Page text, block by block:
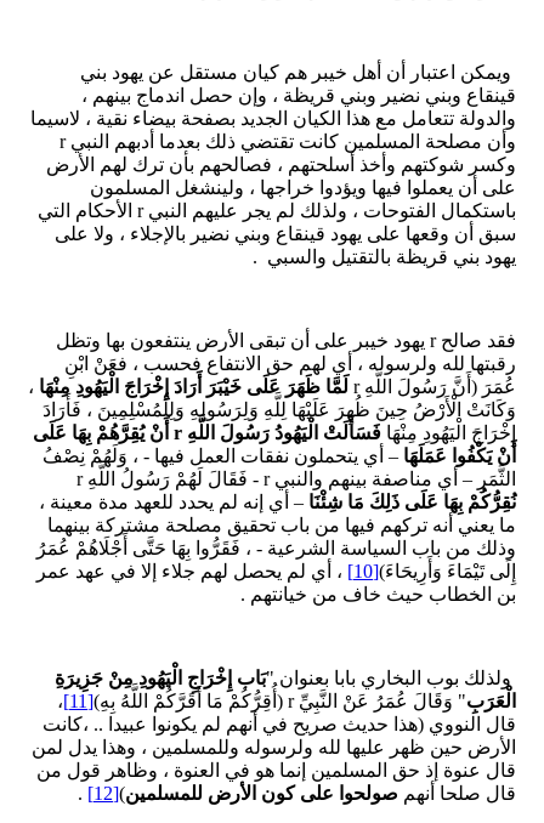
ويمكن اعتبار أن أهل خيبر هم كيان مستقل عن يهود بني
قينقاع وبني نضير وبني قريظة ، وإن حصل اندماج بينهم ،
والدولة تتعامل مع هذا الكيان الجديد بصفحة بيضاء نقية ، لاسيما
وأن مصلحة المسلمين كانت تقتضي ذلك بعدما أدبهم النبي r
وكسر شوكتهم وأخذ أسلحتهم ، فصالحهم بأن ترك لهم الأرض
على أن يعملوا فيها ويؤدوا خراجها ، ولينشغل المسلمون
باستكمال الفتوحات ، ولذلك لم يجر عليهم النبي r الأحكام التي
سبق أن وقعها على يهود قينقاع وبني نضير بالإجلاء ، ولا على
يهود بني قريظة بالتقتيل والسبي .
فقد صالح r يهود خيبر على أن تبقى الأرض ينتفعون بها وتظل
رقبتها لله ولرسوله ، أي لهم حق الانتفاع فحسب ، فعَنْ ابْنِ
عُمَرَ (أَنَّ رَسُولَ اللَّهِ r لَمَّا ظَهَرَ عَلَى خَيْبَرَ أَرَادَ إِخْرَاجَ الْيَهُودِ مِنْهَا ،
وَكَانَتْ الْأَرْضُ حِينَ ظُهِرَ عَلَيْهَا لِلَّهِ وَلِرَسُولِهِ وَلِلْمُسْلِمِينَ ، فَأَرَادَ
إِخْرَاجَ الْيَهُودِ مِنْهَا فَسَأَلَتْ الْيَهُودُ رَسُولَ اللَّهِ r أَنْ يُقِرَّهُمْ بِهَا عَلَى
أَنْ يَكْفُوا عَمَلَهَا – أي يتحملون نفقات العمل فيها - ، وَلَهُمْ نِصْفُ
الثَّمَرِ – أي مناصفة بينهم والنبي r - فَقَالَ لَهُمْ رَسُولُ اللَّهِ r
نُقِرُّكُمْ بِهَا عَلَى ذَلِكَ مَا شِئْنَا – أي إنه لم يحدد للعهد مدة معينة ،
ما يعني أنه تركهم فيها من باب تحقيق مصلحة مشتركة بينهما
وذلك من باب السياسة الشرعية - ، فَقَرُّوا بِهَا حَتَّى أَجْلَاهُمْ عُمَرُ
إِلَى تَيْمَاءَ وَأَرِيحَاءَ)[10]
، أي لم يحصل لهم جلاء إلا في عهد عمر
بن الخطاب حيث خاف من خيانتهم .
ولذلك بوب البخاري بابا بعنوان "بَاب إِخْرَاجِ الْيَهُودِ مِنْ جَزِيرَةِ
الْعَرَبِ" وَقَالَ عُمَرُ عَنْ النَّبِيِّ r (أُقِرُّكُمْ مَا أَقَرَّكُمْ اللَّهُ بِهِ) [11]
،
قال النووي (هذا حديث صريح في أنهم لم يكونوا عبيدا .. ،كانت
الأرض حين ظهر عليها لله ولرسوله وللمسلمين ، وهذا يدل لمن
قال عنوة إذ حق المسلمين إنما هو في العنوة ، وظاهر قول من
قال صلحا أنهم صولحوا على كون الأرض للمسلمين)
[12]
.